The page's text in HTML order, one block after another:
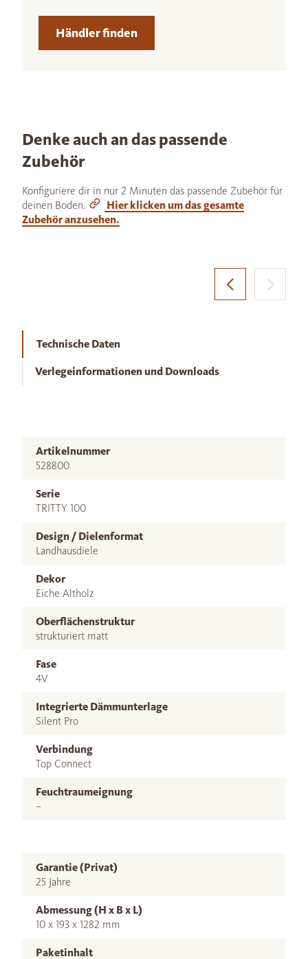
Händler finden
Denke auch an das passende
Zubehör
Konfiguriere dir in nur 2 Minuten das passende Zubehör für
deinen Boden.
Hier klicken um das gesamte
Zubehör anzusehen.
Technische Daten
Verlegeinformationen und Downloads
Artikelnummer
528800
Serie
TRITTY 100
Design / Dielenformat
Landhausdiele
Dekor
Eiche Altholz
Oberflächenstruktur
strukturiert matt
Fase
4V
Integrierte Dämmunterlage
Silent Pro
Verbindung
Top Connect
Feuchtraumeignung
–
Garantie (Privat)
25 Jahre
Abmessung (H x B x L)
10 x 193 x 1282 mm
Paketinhalt